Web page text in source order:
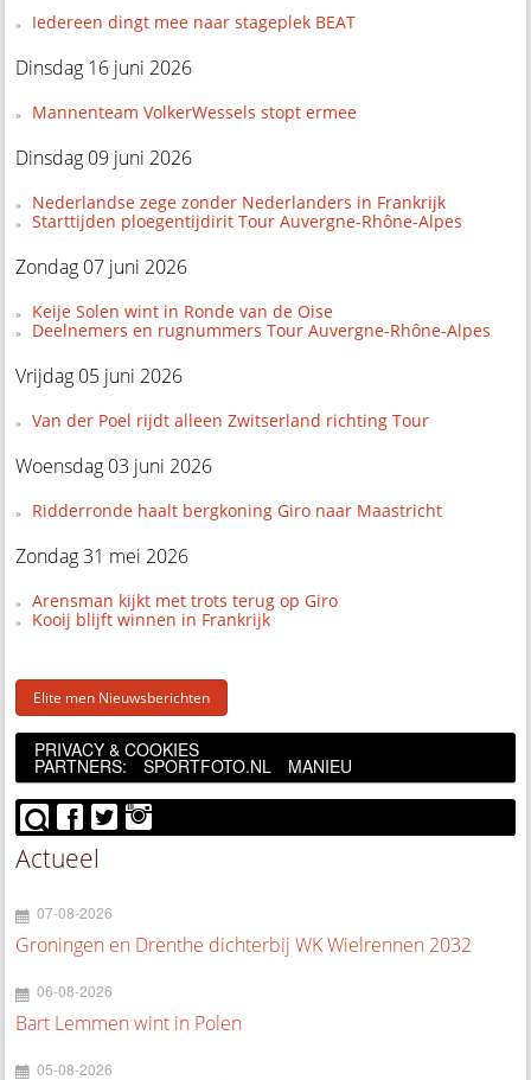
Iedereen dingt mee naar stageplek BEAT
Dinsdag 16 juni 2026
Mannenteam VolkerWessels stopt ermee
Dinsdag 09 juni 2026
Nederlandse zege zonder Nederlanders in Frankrijk
Starttijden ploegentijdirit Tour Auvergne-Rhône-Alpes
Zondag 07 juni 2026
Keije Solen wint in Ronde van de Oise
Deelnemers en rugnummers Tour Auvergne-Rhône-Alpes
Vrijdag 05 juni 2026
Van der Poel rijdt alleen Zwitserland richting Tour
Woensdag 03 juni 2026
Ridderronde haalt bergkoning Giro naar Maastricht
Zondag 31 mei 2026
Arensman kijkt met trots terug op Giro
Kooij blijft winnen in Frankrijk
Elite men Nieuwsberichten
PRIVACY & COOKIES
PARTNERS: SPORTFOTO.NL MANIEU
Actueel
07-08-2026
Groningen en Drenthe dichterbij WK Wielrennen 2032
06-08-2026
Bart Lemmen wint in Polen
05-08-2026